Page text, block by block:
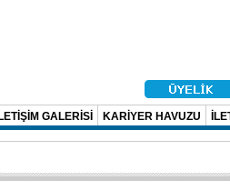
İLETİŞİM GALERİSİ KARİYER HAVUZU